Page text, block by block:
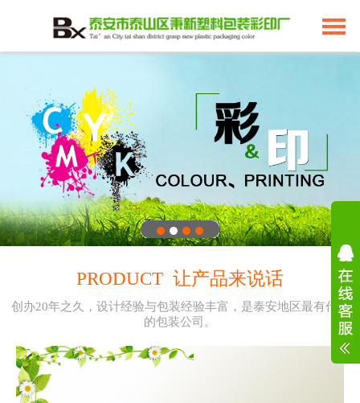
PRODUCT 让产品来说话
创办20年之久，设计经验与包装经验丰富，是泰安地区最有代表
的包装公司。